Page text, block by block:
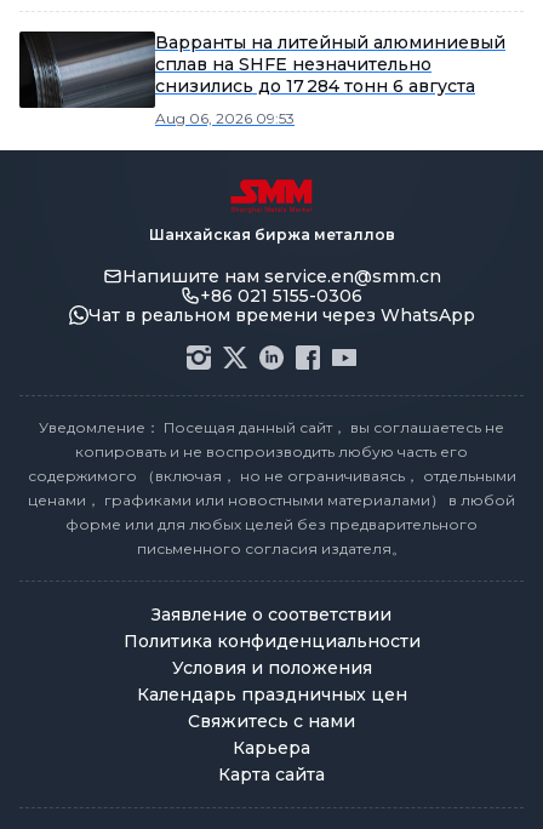
Варранты на литейный алюминиевый
сплав на SHFE незначительно
снизились до 17 284 тонн 6 августа
Aug 06, 2026 09:53
Шанхайская биржа металлов
Напишите нам service.en@smm.cn
+86 021 5155-0306
Чат в реальном времени через WhatsApp
Уведомление： Посещая данный сайт， вы соглашаетесь не
копировать и не воспроизводить любую часть его
содержимого （включая， но не ограничиваясь， отдельными
ценами， графиками или новостными материалами） в любой
форме или для любых целей без предварительного
письменного согласия издателя。
Заявление о соответствии
Политика конфиденциальности
Условия и положения
Календарь праздничных цен
Свяжитесь с нами
Карьера
Карта сайта